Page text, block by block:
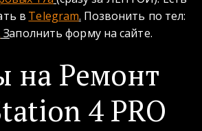
в Telegram.
Заполнить форму на сайте.
на Ремонт
4 PRO